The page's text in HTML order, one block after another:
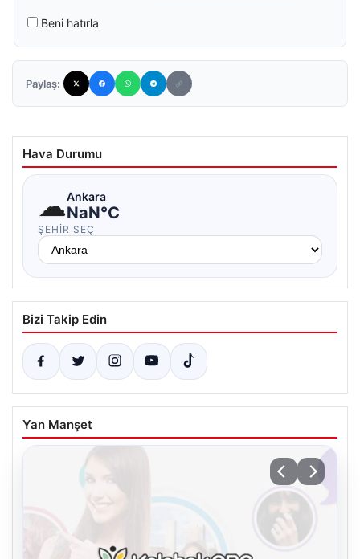
Beni hatırla
Paylaş:
Hava Durumu
☁Ankara
NaN°C
ŞEHIR SEÇ
Bizi Takip Edin
Yan Manşet